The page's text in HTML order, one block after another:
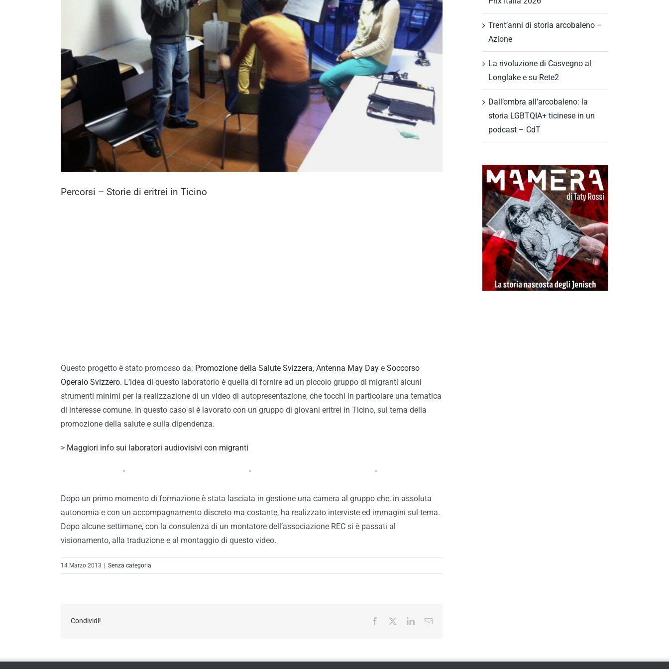
Percorsi – Storie di eritrei in Ticino
Questo progetto è stato promosso da: Promozione della Salute Svizzera, Antenna May Day e Soccorso
Operaio Svizzero. L’idea di questo laboratorio è quella di fornire ad un piccolo gruppo di migranti alcuni
strumenti minimi per la realizzazione di un video di autopresentazione, che tocchi in particolare una tematica
di interesse comune. In questo caso si è lavorato con un gruppo di giovani eritrei in Ticino, sul tema della
promozione della salute e sulla dipendenza.
> Maggiori info sui laboratori audiovisivi con migranti
Dopo un primo momento di formazione è stata lasciata in gestione una camera al gruppo che, in assoluta
autonomia e con un accompagnamento discreto ma costante, ha realizzato interviste ed immagini sul tema.
Dopo alcune settimane, con la consulenza di un montatore dell’associazione REC si è passati al
visionamento, alla traduzione e al montaggio di questo video.
14 Marzo 2013 | Senza categoria
Condividi! Facebook LinkedInEmail
Trent’anni di storia arcobaleno –
Azione
La rivoluzione di Casvegno al
Longlake e su Rete2
Dall’ombra all’arcobaleno: la
storia LGBTQIA+ ticinese in un
podcast – CdT